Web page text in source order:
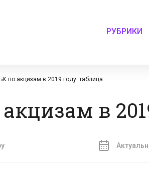
РУБРИКИ
по акцизам в 2019 году: таблица
в